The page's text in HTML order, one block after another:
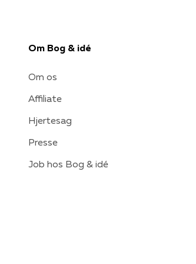
Om Bog & idé
Om os
Affiliate
Hjertesag
Presse
Job hos Bog & idé